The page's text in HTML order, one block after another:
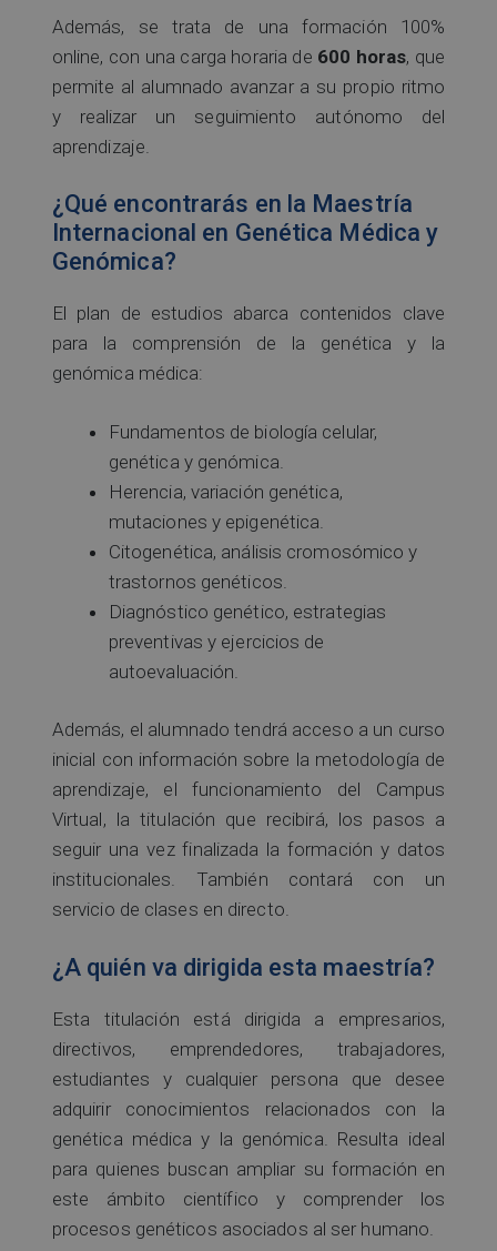
Además, se trata de una formación 100%
online, con una carga horaria de 600 horas, que
permite al alumnado avanzar a su propio ritmo
y realizar un seguimiento autónomo del
aprendizaje.
¿Qué encontrarás en la Maestría
Internacional en Genética Médica y
Genómica?
El plan de estudios abarca contenidos clave
para la comprensión de la genética y la
genómica médica:
Fundamentos de biología celular,
genética y genómica.
Herencia, variación genética,
mutaciones y epigenética.
Citogenética, análisis cromosómico y
trastornos genéticos.
Diagnóstico genético, estrategias
preventivas y ejercicios de
autoevaluación.
Además, el alumnado tendrá acceso a un curso
inicial con información sobre la metodología de
aprendizaje, el funcionamiento del Campus
Virtual, la titulación que recibirá, los pasos a
seguir una vez finalizada la formación y datos
institucionales. También contará con un
servicio de clases en directo.
¿A quién va dirigida esta maestría?
Esta titulación está dirigida a empresarios,
directivos, emprendedores, trabajadores,
estudiantes y cualquier persona que desee
adquirir conocimientos relacionados con la
genética médica y la genómica. Resulta ideal
para quienes buscan ampliar su formación en
este ámbito científico y comprender los
procesos genéticos asociados al ser humano.